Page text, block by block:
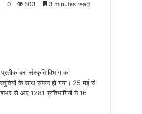
0 503 3 minutes read
बना संस्कृति विभाग का
के साथ संपन्न हो गया। 25 मई से
से आए 1281 प्रतिभागियों ने 16